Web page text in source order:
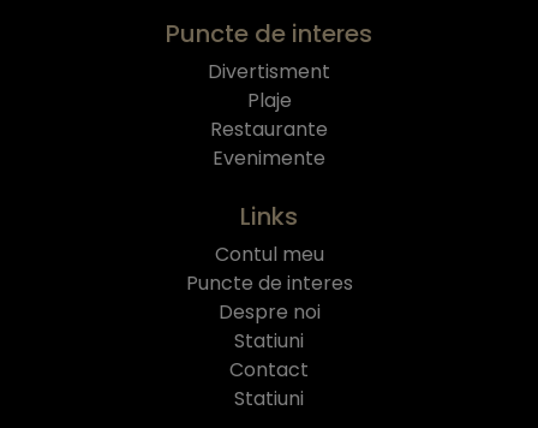
Puncte de interes
Divertisment
Plaje
Restaurante
Evenimente
Links
Contul meu
Puncte de interes
Despre noi
Statiuni
Contact
Statiuni